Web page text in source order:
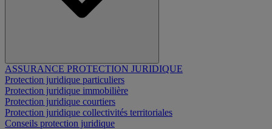
ASSURANCE PROTECTION JURIDIQUE
Protection juridique particuliers
Protection juridique immobilière
Protection juridique courtiers
Protection juridique collectivités territoriales
Conseils protection juridique